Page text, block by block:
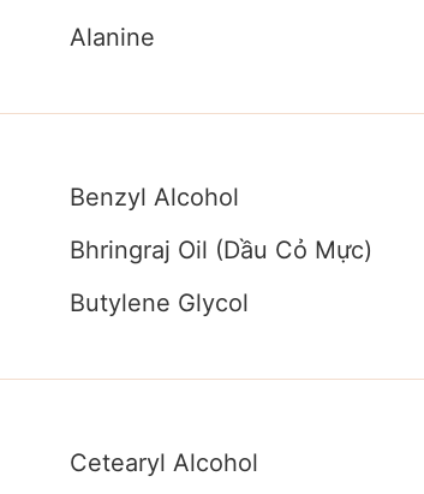
Alanine
Benzyl Alcohol
Bhringraj Oil (Dầu Cỏ Mực)
Butylene Glycol
Cetearyl Alcohol